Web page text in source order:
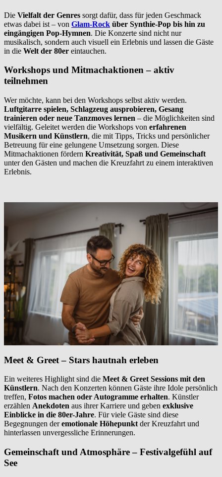
Die Vielfalt der Genres sorgt dafür, dass für jeden Geschmack
etwas dabei ist – von Glam-Rock über Synthie-Pop bis hin zu
eingängigen Pop-Hymnen. Die Konzerte sind nicht nur
musikalisch, sondern auch visuell ein Erlebnis und lassen die Gäste
in die Welt der 80er eintauchen.
Workshops und Mitmachaktionen – aktiv
teilnehmen
Wer möchte, kann bei den Workshops selbst aktiv werden.
Luftgitarre spielen, Schlagzeug ausprobieren, Gesang
trainieren oder neue Tanzmoves lernen – die Möglichkeiten sind
vielfältig. Geleitet werden die Workshops von erfahrenen
Musikern und Künstlern, die mit Tipps, Tricks und persönlicher
Betreuung für eine gelungene Umsetzung sorgen. Diese
Mitmachaktionen fördern Kreativität, Spaß und Gemeinschaft
unter den Gästen und machen die Kreuzfahrt zu einem interaktiven
Erlebnis.
Meet & Greet – Stars hautnah erleben
Ein weiteres Highlight sind die Meet & Greet Sessions mit den
Künstlern. Nach den Konzerten können Gäste ihre Idole persönlich
treffen, Fotos machen oder Autogramme erhalten. Künstler
erzählen Anekdoten aus ihrer Karriere und geben exklusive
Einblicke in die 80er-Jahre. Für viele Gäste sind diese
Begegnungen deremotionale Höhepunkt der Kreuzfahrt und
hinterlassen unvergessliche Erinnerungen.
Gemeinschaft und Atmosphäre – Festivalgefühl auf
See